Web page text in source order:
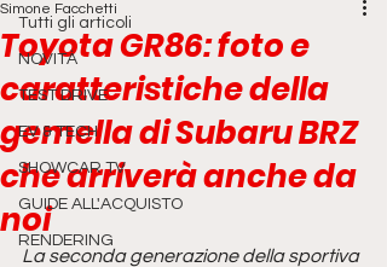
Tutti gli articoli
NOVITÀ
TEST DRIVE
EV & TECH
SHOWCAR TV
GUIDE ALL'ACQUISTO
RENDERING
Toyota GR86: foto e
caratteristiche della
gemella di Subaru BRZ
che arriverà anche da
noi
Simone Facchetti
La seconda generazione della sportiva